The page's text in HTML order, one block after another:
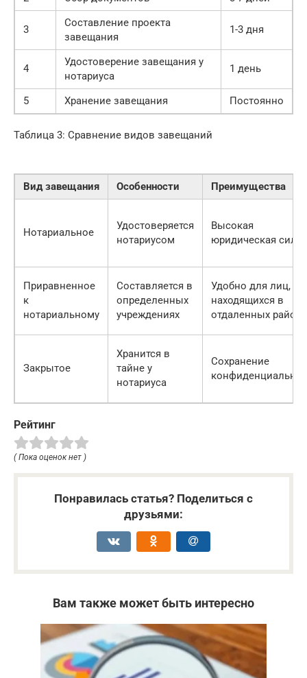
3
Составление проекта
завещания
1-3 дня
4
Удостоверение завещания у
нотариуса
1 день
5 Хранение завещания Постоянно
Таблица 3: Сравнение видов завещаний
Вид завещания Особенности Преимущества
Нотариальное
Удостоверяется
нотариусом
Высокая
юридическая сила
Приравненное
к
нотариальному
Составляется в
определенных
учреждениях
Удобно для лиц,
находящихся в
отдаленных
Закрытое
Хранится в
тайне у
нотариуса
Сохранение
Рейтинг
( Пока оценок нет )
Понравилась статья? Поделиться с
друзьями:
Вам также может быть интересно